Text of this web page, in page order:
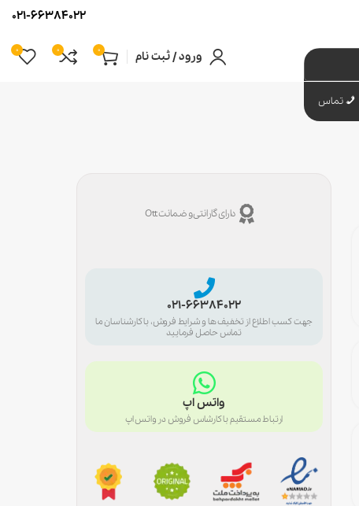
021-66384022
ورود / ثبت نام 0
0
0
تماس
دارای گارانتی و ضمانت Ott
021-66384022
جهت کسب اطلاع از تخفیف ها و شرایط فروش، با کارشناسان ما
تماس حاصل فرمایید
واتس اپ
ارتباط مستقیم با کارشاس فروش در واتس اپ